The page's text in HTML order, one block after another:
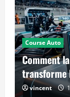
Course Auto
Comment
transforme
vincent